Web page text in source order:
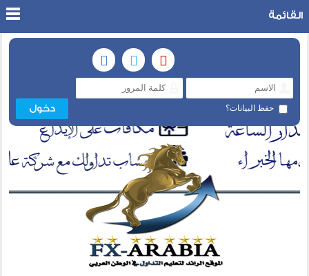
حفظ البيانات؟
القائمة